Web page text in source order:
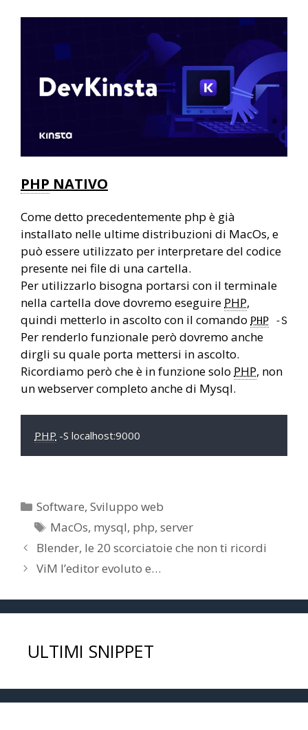
PHP NATIVO
Come detto precedentemente php è già
installato nelle ultime distribuzioni di MacOs, e
può essere utilizzato per interpretare del codice
presente nei file di una cartella.
Per utilizzarlo bisogna portarsi con il terminale
nella cartella dove dovremo eseguire PHP,
quindi metterlo in ascolto con il comando PHP -S
Per renderlo funzionale però dovremo anche
dirgli su quale porta mettersi in ascolto.
Ricordiamo però che è in funzione solo PHP, non
un webserver completo anche di Mysql.
PHP -S localhost:9000
Categorie
Software,Sviluppo web
Tag
MacOs, mysql, php,server
Blender, le 20 scorciatoie che non ti ricordi
ViM l’editor evoluto e…
ULTIMI SNIPPET